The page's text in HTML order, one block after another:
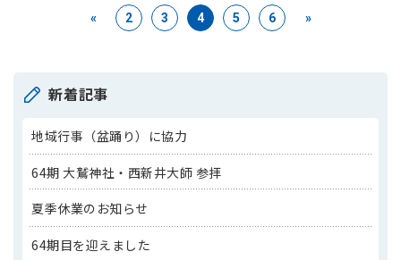
« 2 3 4 5 6 »
新着記事
地域行事（盆踊り）に協力
64期 大鷲神社・西新井大師 参拝
夏季休業のお知らせ
64期目を迎えました